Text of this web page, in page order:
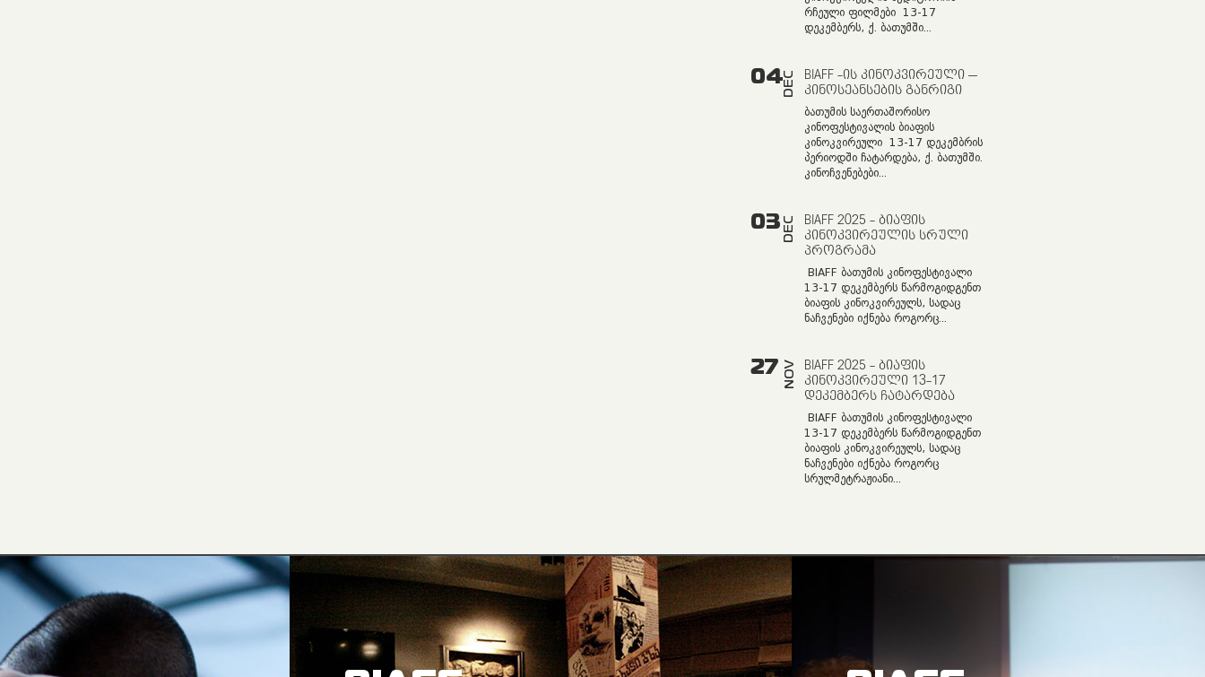
რჩეული ფილმები 13-17
დეკემბერს, ქ. ბათუმში...
04DEC
BIAFF -ᲘᲡ ᲙᲘᲜᲝᲙᲕᲘᲠᲔᲣᲚᲘ –
ᲙᲘᲜᲝᲡᲔᲐᲜᲡᲔᲑᲘᲡ ᲒᲐᲜᲠᲘᲒᲘ
ბათუმის საერთაშორისო
კინოფესტივალის ბიაფის
კინოკვირეული 13-17 დეკემბრის
პერიოდში ჩატარდება, ქ. ბათუმში.
კინოჩვენებები...
03DEC
BIAFF 2025 - ᲑᲘᲐᲤᲘᲡ
ᲙᲘᲜᲝᲙᲕᲘᲠᲔᲣᲚᲘᲡ ᲡᲠᲣᲚᲘ
ᲞᲠᲝᲒᲠᲐᲛᲐ
BIAFF ბათუმის კინოფესტივალი
13-17 დეკემბერს წარმოგიდგენთ
ბიაფის კინოკვირეულს, სადაც
ნაჩვენები იქნება როგორც...
27 NOV
BIAFF 2025 - ᲑᲘᲐᲤᲘᲡ
ᲙᲘᲜᲝᲙᲕᲘᲠᲔᲣᲚᲘ 13-17
ᲓᲔᲙᲔᲛᲑᲔᲠᲡ ᲩᲐᲢᲐᲠᲓᲔᲑᲐ
BIAFF ბათუმის კინოფესტივალი
13-17 დეკემბერს წარმოგიდგენთ
ბიაფის კინოკვირეულს, სადაც
ნაჩვენები იქნება როგორც
სრულმეტრაჟიანი...